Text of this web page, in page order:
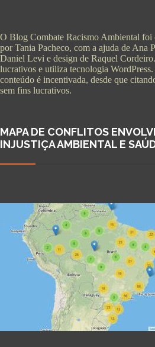
O Blog Combate Racismo Ambiental foi
por Tania Pacheco, com a ajuda de Ana
Daniel Levi e design de Raquel
lucrativos e utiliza tecnologia
conteúdo é incentivada, desde que
sem fins lucrativos.
MAPA DE CONFLITOS
INJUSTIÇA AMBIENTAL E